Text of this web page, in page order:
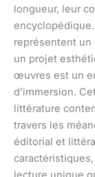
longueur, leur
représentent un
un projet
œuvres est un
d’immersion.
littérature
travers les
éditorial et